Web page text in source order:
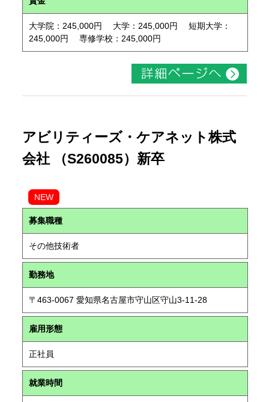
大学院：245,000円 大学：245,000円 短期大学：
245,000円 専修学校：245,000円
アビリティーズ・ケアネット株式
会社 （S260085）新卒
NEW
募集職種
その他技術者
勤務地
〒463-0067 愛知県名古屋市守山区守山3-11-28
雇用形態
正社員
就業時間